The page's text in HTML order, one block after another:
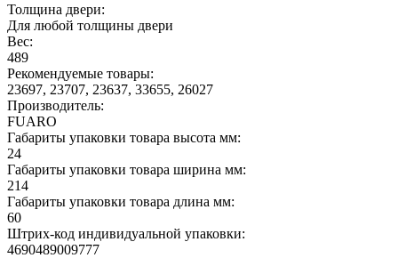
Толщина двери:
Для любой толщины двери
Вес:
489
Рекомендуемые товары:
23697, 23707, 23637, 33655, 26027
Производитель:
FUARO
Габариты упаковки товара высота мм:
24
Габариты упаковки товара ширина мм:
214
Габариты упаковки товара длина мм:
60
Штрих-код индивидуальной упаковки:
4690489009777